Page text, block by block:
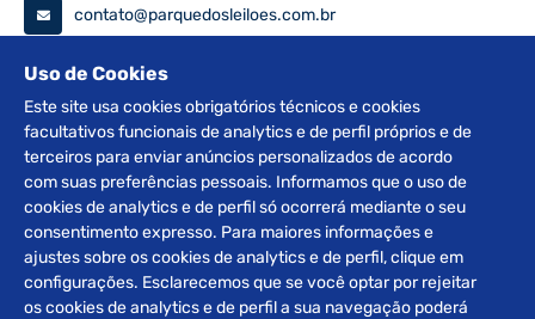
contato@parquedosleiloes.com.br
Consulte seu documento
PESQUISAR
Siga nas redes
Uso de Cookies
Este site usa cookies obrigatórios técnicos e cookies
facultativos funcionais de analytics e de perfil próprios e de
terceiros para enviar anúncios personalizados de acordo
com suas preferências pessoais. Informamos que o uso de
cookies de analytics e de perfil só ocorrerá mediante o seu
consentimento expresso. Para maiores informações e
ajustes sobre os cookies de analytics e de perfil, clique em
configurações. Esclarecemos que se você optar por rejeitar
os cookies de analytics e de perfil a sua navegação poderá